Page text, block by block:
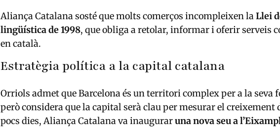
Aliança Catalana sosté que molts comerços incompleixen laLlei
lingüística de 1998, que obliga a retolar, informar i oferir serveis
en català.
Estratègia política a la capital catalana
Orriols admet que Barcelona és un territori complex per a la seva
però considera que la capital serà clau per mesurar el creixement
pocs dies, Aliança Catalana va inauguraruna nova seu a